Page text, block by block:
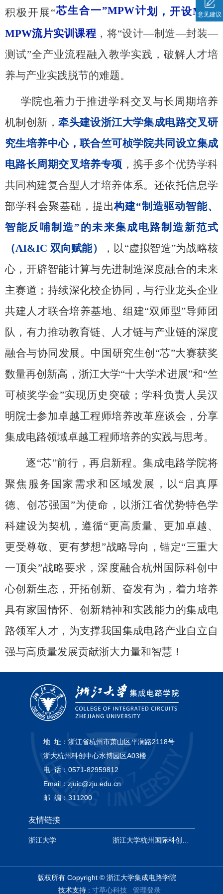
积极开展“芯生合一”MPW计划， 开设Mini-
MPW流片实训课程 ， 将“设计—制造—封装—
测试”全产业流程融入教学实践 ，破解人才培
养与产业实践脱节的难题。
学院也着力于推进学科交叉与长周期培养
机制创新，牵头建设浙江大学集成电路交叉研
究生培养中心，联合竺可桢学院共同设立集成
电路长周期交叉培养专项 ，携手多个优势学科
共同构建复合型人才培养体系。 还依托信息学
部学科会聚基础，提出构建“制造驱动智能、
智能反哺制造”的未来集成电路制造新范式
（AI&IC 双向赋能）
，以“虚拟智造”为战略核
心，开辟智能计算与先进制造深度融合的未来
主赛道；持续深化校企协同，与行业龙头企业
共建人才联合培养基地、组建“双师型”导师团
队，有力推动教育链、人才链与产业链的深度
融合与协同发展。中国研究生创“芯”大赛获奖
数量再创新高，浙江大学“十大学术进展”和“竺
可桢奖学金”实现历史突破；学科负责人吴汉
明院士参加卓越工程师培养改革座谈会，分享
集成电路领域卓越工程师培养的实践与思考。
逐“芯”前行，再启新程。集成电路学院将
聚焦服务国家需求和区域发展，以“启真厚
德、创芯强国”为使命，以浙江省优势特色学
科建设为契机，遵循“更高质量、更加卓越、
更受尊敬、更有梦想”战略导向，锚定“三重大
一顶尖”战略要求，深度融合杭州国际科创中
心创新生态，开拓创新、奋发有为，着力培养
具有家国情怀、创新精神和实践能力的集成电
路领军人才，为支撑我国集成电路产业自立自
强与高质量发展贡献浙大力量和智慧！
意见建议
地 址： 浙江省杭州市萧山区平澜路2118号
浙大杭州科创中心水博园区A03楼
电 话： 0571-82959812
Email： zjuic@zju.edu.cn
邮 编： 311200
友情链接
浙江大学
版权所有 Copyright © 浙江大学集成电路学院
技术支持 : 寸草心科技 管理登录